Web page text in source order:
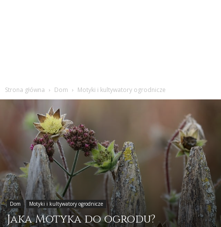
Strona główna Dom Motyki i kultywatory ogrodnicze
Dom Motyki i kultywatory ogrodnicze
Jaka Motyka do ogrodu?